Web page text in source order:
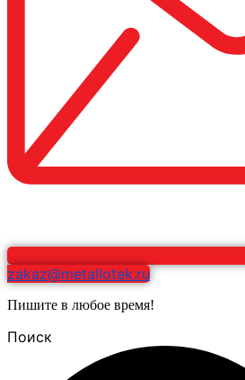
zakaz@metallotek.ru
Пишите в любое время!
Поиск